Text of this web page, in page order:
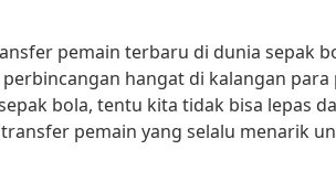
pemain terbaru di dunia sepak
hangat di kalangan para
bola, tentu kita tidak bisa lepas
pemain yang selalu menarik